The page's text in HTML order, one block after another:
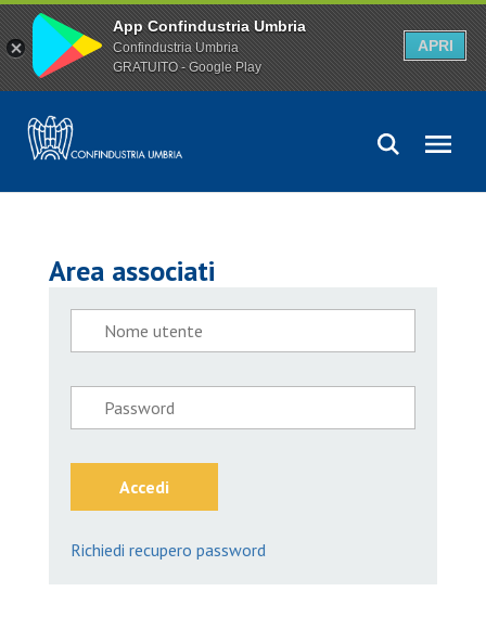
Area associati
Accedi
Richiedi recupero password
App Confindustria Umbria
Confindustria Umbria
GRATUITO - Google Play
APRI